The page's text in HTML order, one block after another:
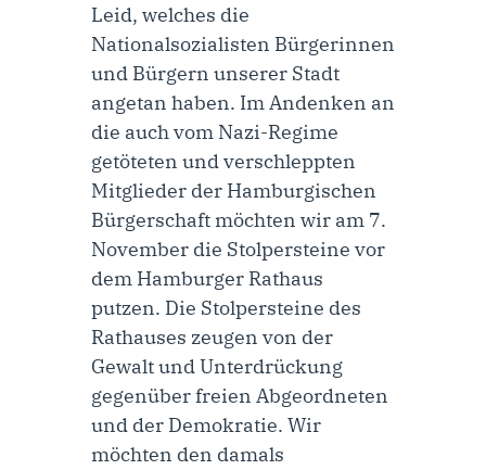
Leid, welches die
Nationalsozialisten Bürgerinnen
und Bürgern unserer Stadt
angetan haben. Im Andenken an
die auch vom Nazi-Regime
getöteten und verschleppten
Mitglieder der Hamburgischen
Bürgerschaft möchten wir am 7.
November die Stolpersteine vor
dem Hamburger Rathaus
putzen. Die Stolpersteine des
Rathauses zeugen von der
Gewalt und Unterdrückung
gegenüber freien Abgeordneten
und der Demokratie. Wir
möchten den damals